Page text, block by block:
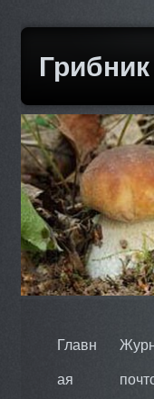
Главн
ая